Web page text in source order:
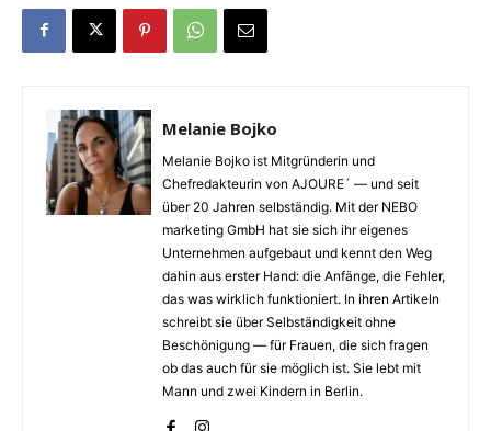
Melanie Bojko
Melanie Bojko ist Mitgründerin und
Chefredakteurin von AJOURE´ — und seit
über 20 Jahren selbständig. Mit der NEBO
marketing GmbH hat sie sich ihr eigenes
Unternehmen aufgebaut und kennt den Weg
dahin aus erster Hand: die Anfänge, die Fehler,
das was wirklich funktioniert. In ihren Artikeln
schreibt sie über Selbständigkeit ohne
Beschönigung — für Frauen, die sich fragen
ob das auch für sie möglich ist. Sie lebt mit
Mann und zwei Kindern in Berlin.